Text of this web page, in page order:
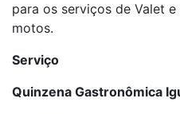
para os serviços de Valet
motos.
Serviço
Quinzena Gastronômica